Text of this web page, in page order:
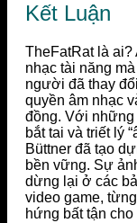
Kết Luận
TheFatRat là ai?
nhạc tài năng
người đã thay
quyền âm nhạc
đồng. Với
bắt tai và triết lý
Büttner đã tạo
bền vững. Sự
dừng lại ở các
video game,
hứng bất tận